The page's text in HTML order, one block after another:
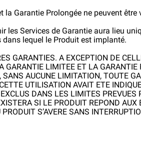
la Garantie Prolongée ne peuvent
les Services de Garantie aura lieu
dans lequel le Produit est implanté.
GARANTIES. A EXCEPTION DE
GARANTIE LIMITEE ET LA
AUCUNE LIMITATION, TOUTE
UTILISATION AVAIT ETE
DANS LES LIMITES PREVUES
SI LE PRODUIT REPOND
S’AVERE SANS